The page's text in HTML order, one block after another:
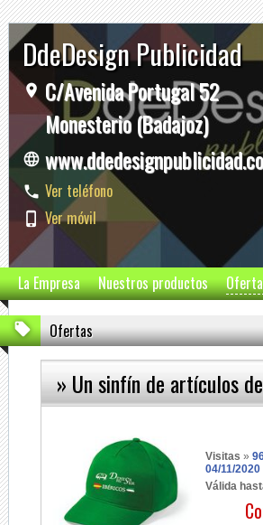
DdeDesign Publicidad
C/Avenida Portugal 52
Monesterio (Badajoz)
Ver teléfono
Ver móvil
La Empresa Nuestros productos
Ofertas
» Un sinfín de artículos
Visitas »
04/11/2020
Válida